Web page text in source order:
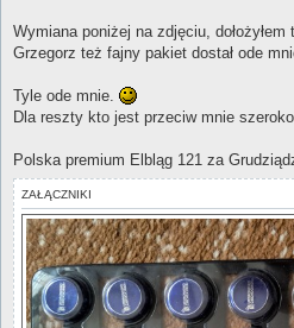
Wymiana poniżej na zdjęciu,
Grzegorz też fajny pakiet dostał ode
Tyle ode mnie.
Dla reszty kto jest przeciw mnie
Polska premium Elbląg 121 za
ZAŁĄCZNIKI